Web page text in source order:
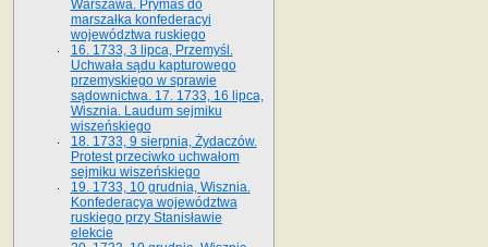
Warszawa. Prymas do
marszałka konfederacyi
województwa ruskiego
16. 1733, 3 lipca, Przemyśl.
Uchwała sądu kapturowego
przemyskiego w sprawie
sądownictwa. 17. 1733, 16 lipca,
Wisznia. Laudum sejmiku
wiszeńskiego
18. 1733, 9 sierpnia, Żydaczów.
Protest przeciwko uchwałom
sejmiku wiszeńskiego
19. 1733, 10 grudnia, Wisznia.
Konfederacya województwa
ruskiego przy Stanisławie
elekcie